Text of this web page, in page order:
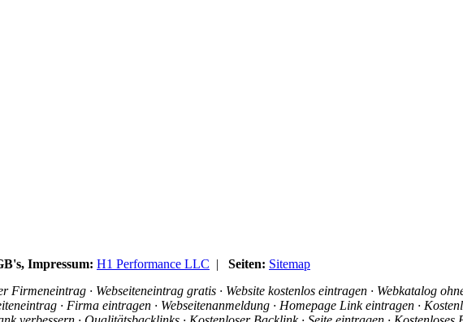
Impressum: H1 Performance LLC | Seiten: Sitemap
· Webseiteneintrag gratis · Website kostenlos eintragen · Webkatalog
· Firma eintragen · Webseitenanmeldung · Homepage Link eintragen ·